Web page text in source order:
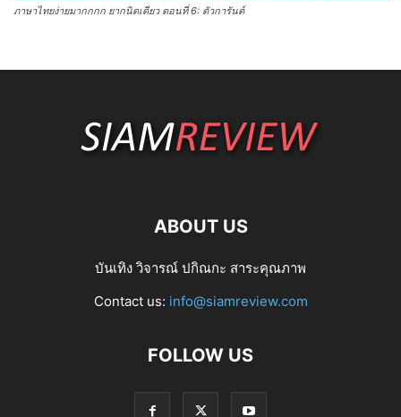
ภาษาไทยง่ายมากกกก ยากนิดเดียว ตอนที่ 6: ตัวการันต์
ABOUT US
บันเทิง วิจารณ์ ปกิณกะ สาระคุณภาพ
Contact us: info@siamreview.com
FOLLOW US